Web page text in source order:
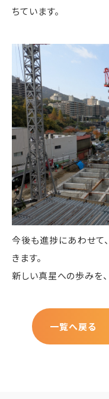
ちています。
今後も進捗にあわせて
きます。
新しい真星への歩みを、
一覧へ戻る